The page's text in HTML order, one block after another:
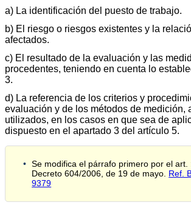
a) La identificación del puesto de trabajo.
b) El riesgo o riesgos existentes y la
afectados.
c) El resultado de la evaluación y las
procedentes, teniendo en cuenta lo
3.
d) La referencia de los criterios y
evaluación y de los métodos de medición,
utilizados, en los casos en que sea de
dispuesto en el apartado 3 del artículo 5.
Se modifica el párrafo primero por el art.
Decreto 604/2006, de 19 de mayo. Ref.
9379